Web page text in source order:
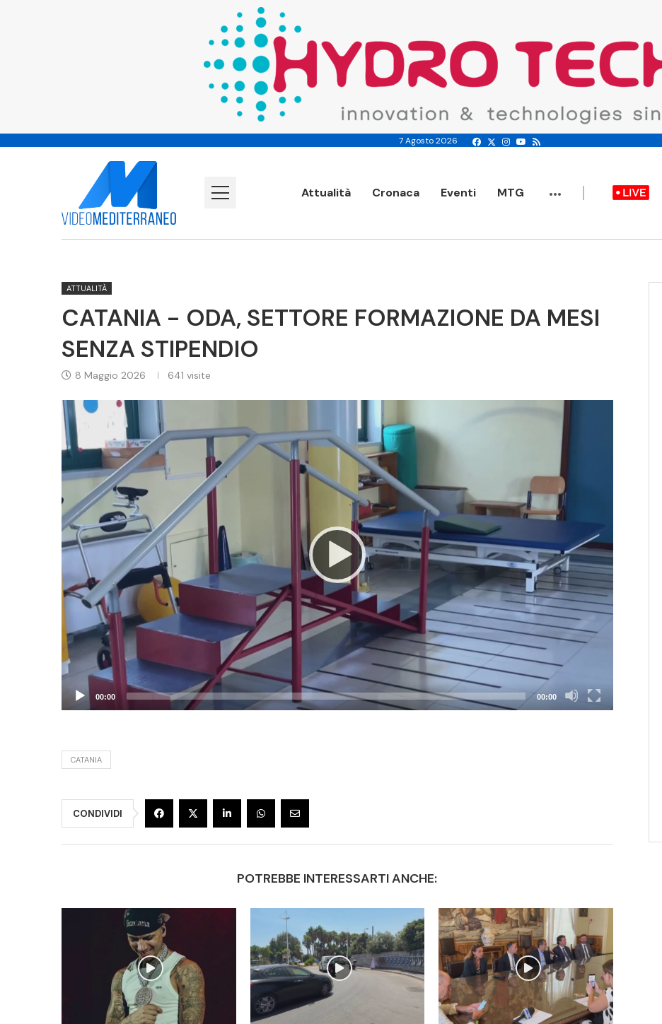
7 Agosto 2026
Attualità Cronaca Eventi MTG ...
ATTUALITÀ
CATANIA - ODA, SETTORE FORMAZIONE DA MESI
SENZA STIPENDIO
8 Maggio 2026 641 visite
00:00 00:00
CATANIA
CONDIVIDI
POTREBBE INTERESSARTI ANCHE: